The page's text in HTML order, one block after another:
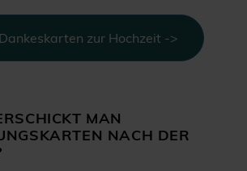
zur Hochzeit ->
MAN
NACH DER